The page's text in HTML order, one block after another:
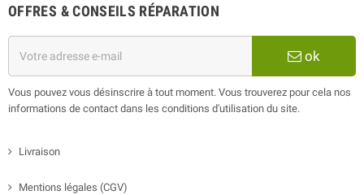
OFFRES & CONSEILS RÉPARATION
ok
Vous pouvez vous désinscrire à tout moment. Vous trouverez pour cela nos
informations de contact dans les conditions d'utilisation du site.
Livraison
Mentions légales (CGV)